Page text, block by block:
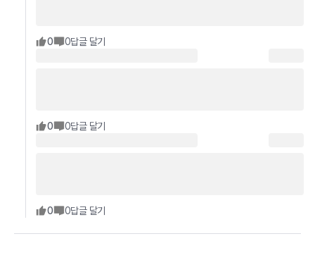
0 0답글 달기
0 0답글 달기
0 0답글 달기